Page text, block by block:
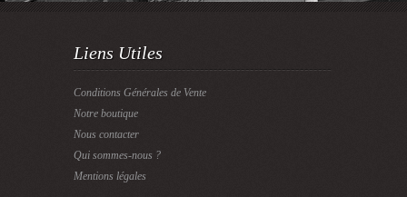
Liens Utiles
Conditions Générales de Vente
Notre boutique
Nous contacter
Qui sommes-nous ?
Mentions légales